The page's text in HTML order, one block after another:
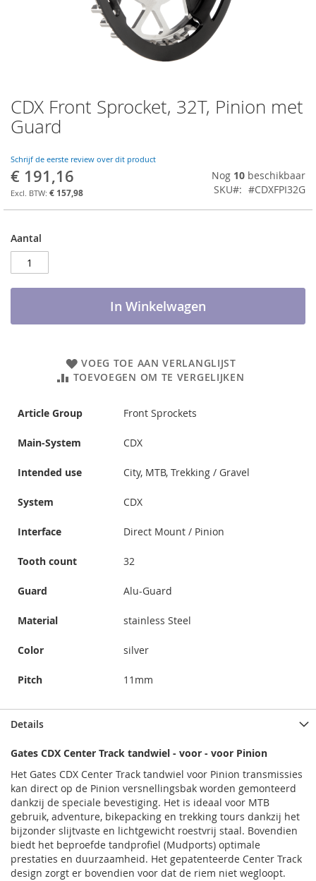
CDX Front Sprocket, 32T, Pinion met
Guard
Schrijf de eerste review over dit product
€ 191,16
€ 157,98
Nog 10 beschikbaar
SKU
#CDXFPI32G
Aantal
In Winkelwagen
VOEG TOE AAN VERLANGLIJST
TOEVOEGEN OM TE VERGELIJKEN
Article Group Front Sprockets
Main-System CDX
Intended use City, MTB, Trekking / Gravel
System CDX
Interface Direct Mount / Pinion
Tooth count 32
Guard Alu-Guard
Material stainless Steel
Color silver
Pitch 11mm
Ga
naar
het
van
de
afbeeldingen-
Details
Gates CDX Center Track tandwiel - voor - voor Pinion
Het Gates CDX Center Track tandwiel voor Pinion transmissies
kan direct op de Pinion versnellingsbak worden gemonteerd
dankzij de speciale bevestiging. Het is ideaal voor MTB
gebruik, adventure, bikepacking en trekking tours dankzij het
bijzonder slijtvaste en lichtgewicht roestvrij staal. Bovendien
biedt het beproefde tandprofiel (Mudports) optimale
prestaties en duurzaamheid. Het gepatenteerde Center Track
design zorgt er bovendien voor dat de riem niet wegloopt.